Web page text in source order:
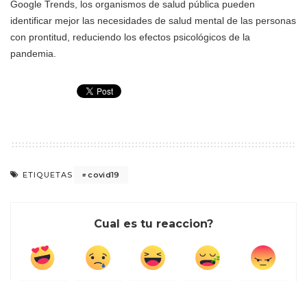
Google Trends, los organismos de salud pública pueden
identificar mejor las necesidades de salud mental de las personas
con prontitud, reduciendo los efectos psicológicos de la
pandemia.
ETIQUETAS covid19
Cual es tu reaccion?